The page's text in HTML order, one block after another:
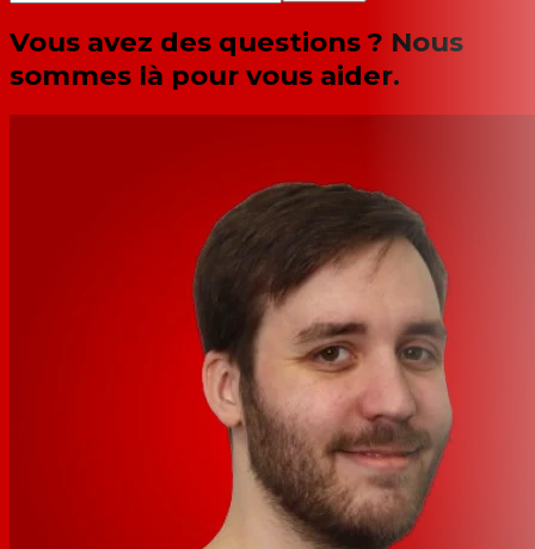
Vous avez des questions ? Nous
sommes là pour vous aider.